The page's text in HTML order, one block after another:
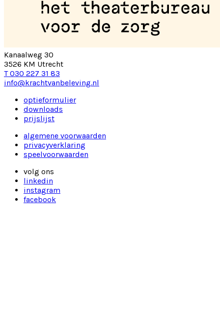
Kanaalweg 30
3526 KM Utrecht
T 030 227 31 83
info@krachtvanbeleving.nl
optieformulier
downloads
prijslijst
algemene voorwaarden
privacyverklaring
speelvoorwaarden
volg ons
linkedin
instagram
facebook